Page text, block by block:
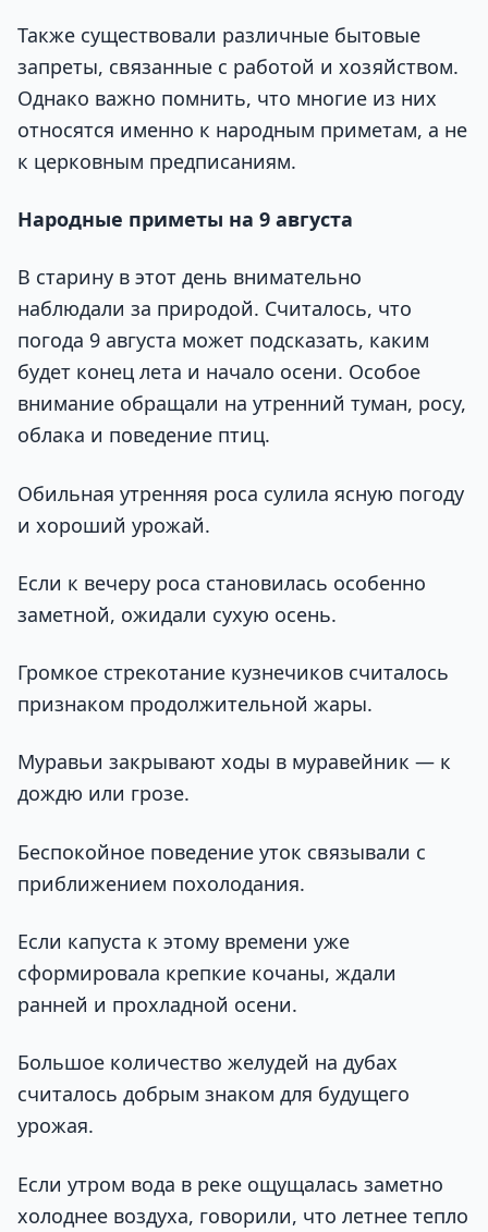
Также существовали различные бытовые
запреты, связанные с работой и хозяйством.
Однако важно помнить, что многие из них
относятся именно к народным приметам, а не
к церковным предписаниям.
Народные приметы на 9 августа
В старину в этот день внимательно
наблюдали за природой. Считалось, что
погода 9 августа может подсказать, каким
будет конец лета и начало осени. Особое
внимание обращали на утренний туман, росу,
облака и поведение птиц.
Обильная утренняя роса сулила ясную погоду
и хороший урожай.
Если к вечеру роса становилась особенно
заметной, ожидали сухую осень.
Громкое стрекотание кузнечиков считалось
признаком продолжительной жары.
Муравьи закрывают ходы в муравейник — к
дождю или грозе.
Беспокойное поведение уток связывали с
приближением похолодания.
Если капуста к этому времени уже
сформировала крепкие кочаны, ждали
ранней и прохладной осени.
Большое количество желудей на дубах
считалось добрым знаком для будущего
урожая.
Если утром вода в реке ощущалась заметно
холоднее воздуха, говорили, что летнее тепло